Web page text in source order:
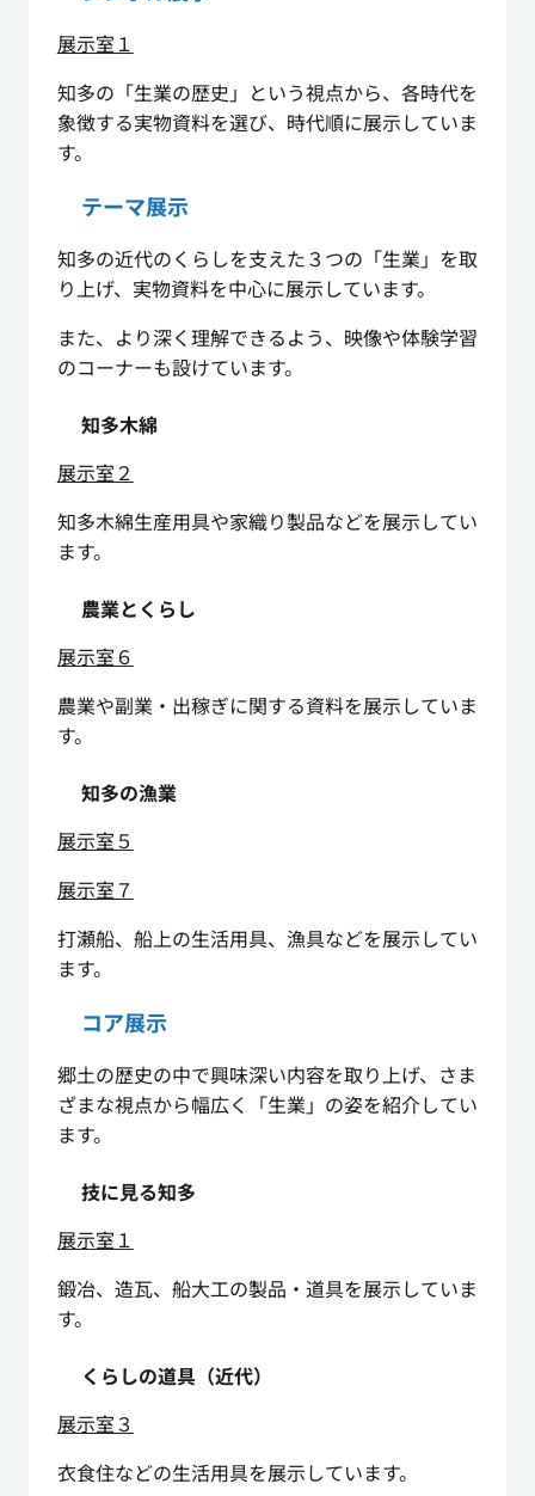
展示室１
知多の「生業の歴史」という視点から、各時代を
象徴する実物資料を選び、時代順に展示していま
す。
テーマ展示
知多の近代のくらしを支えた３つの「生業」を取
り上げ、実物資料を中心に展示しています。
また、より深く理解できるよう、映像や体験学習
のコーナーも設けています。
知多木綿
展示室２
知多木綿生産用具や家織り製品などを展示してい
ます。
農業とくらし
展示室６
農業や副業・出稼ぎに関する資料を展示していま
す。
知多の漁業
展示室５
展示室７
打瀬船、船上の生活用具、漁具などを展示してい
ます。
コア展示
郷土の歴史の中で興味深い内容を取り上げ、さま
ざまな視点から幅広く「生業」の姿を紹介してい
ます。
技に見る知多
展示室１
鍛冶、造瓦、船大工の製品・道具を展示していま
す。
くらしの道具（近代）
展示室３
衣食住などの生活用具を展示しています。